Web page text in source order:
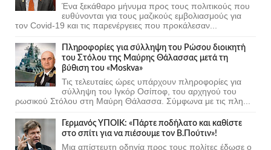
Ένα ξεκάθαρο μήνυμα προς τους πολιτικούς που
ευθύνονται για τους μαζικούς εμβολιασμούς για
τον Covid-19 και τις παρενέργειες που προκάλεσαν...
Πληροφορίες για σύλληψη του Ρώσου διοικητή
του Στόλου της Mαύρης Θάλασσας μετά τη
βύθιση του «Moskva»
Τις τελευταίες ώρες υπάρχουν πληροφορίες για
σύλληψη του Ιγκόρ Οσίποφ, του αρχηγού του
ρωσικού Στόλου στη Μαύρη Θάλασσα. Σύμφωνα με τις πλη...
Γερμανός ΥΠΟΙΚ: «Πάρτε ποδήλατο και καθίστε
στο σπίτι για να πιέσουμε τον Β.Πούτιν»!
Μια απίστευτη οδηγία προς τους πολίτες έδωσε ο